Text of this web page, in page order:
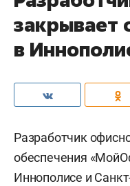
закрывает
в
Разработчик
обеспечения
Иннополисе и